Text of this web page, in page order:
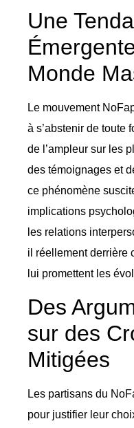
Une
Monde
Le mouvement
à s’abstenir de toute
de l’ampleur sur les
des témoignages et
ce phénomène
implications
les relations
il réellement derrière
lui promettent les
Des
sur des
Mitigées
Les partisans du
pour justifier leur